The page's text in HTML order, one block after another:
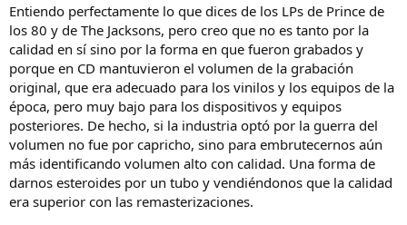
Es que, un disco como "Dangerous" comparado con "Off The Wall",
en el que tienes efectos de sonidos (con la clara intención de que
destaquen) y otro donde solo hay instrumentos clásicos, va a tener
por narices un rango dinámico distinto por coj... por narices, otra
vez.
Entiendo perfectamente lo que dices de los LPs de Prince de
los 80 y de The Jacksons, pero creo que no es tanto por la
calidad en sí sino por la forma en que fueron grabados y
porque en CD mantuvieron el volumen de la grabación
original, que era adecuado para los vinilos y los equipos de la
época, pero muy bajo para los dispositivos y equipos
posteriores. De hecho, si la industria optó por la guerra del
volumen no fue por capricho, sino para embrutecernos aún
más identificando volumen alto con calidad. Una forma de
darnos esteroides por un tubo y vendiéndonos que la calidad
era superior con las remasterizaciones.